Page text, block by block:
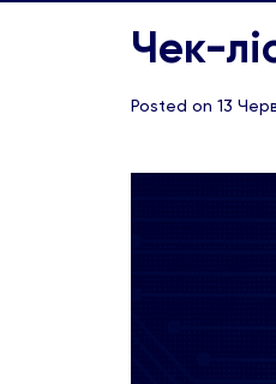
Чек-
Posted on 13